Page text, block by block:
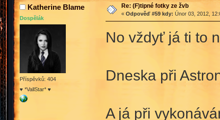
Katherine Blame
Dospělák
Příspěvků: 404
♥ *VallStar* ♥
Re: (F)tipné fotky ze žvb
« Odpověď #59 kdy: Únor 03, 2012,
No vždyť já ti to
Dneska při
A já při